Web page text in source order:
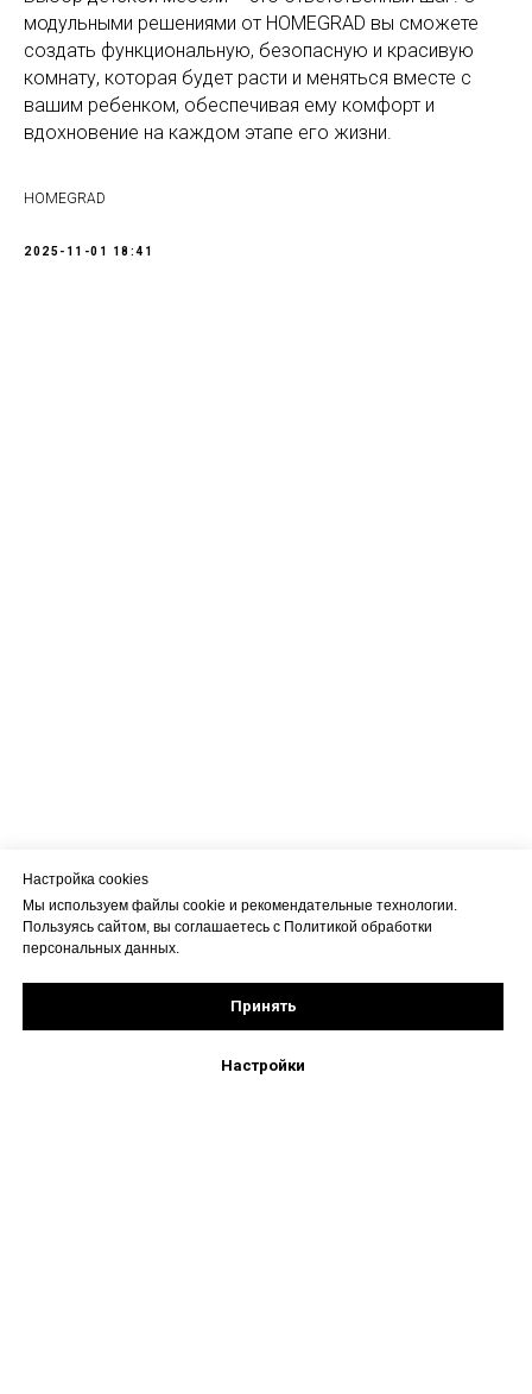
модульными решениями от HOMEGRAD вы сможете
создать функциональную, безопасную и красивую
комнату, которая будет расти и меняться вместе с
вашим ребенком, обеспечивая ему комфорт и
вдохновение на каждом этапе его жизни.
HOMEGRAD
2025-11-01 18:41
Настройка cookies
Мы используем файлы cookie и рекомендательные технологии.
Пользуясь сайтом, вы соглашаетесь с Политикой обработки
персональных данных.
Принять
Настройки